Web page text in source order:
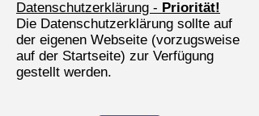
Datenschutzerklärung - Priorität!
Die Datenschutzerklärung sollte auf
der eigenen Webseite (vorzugsweise
auf der Startseite) zur Verfügung
gestellt werden.